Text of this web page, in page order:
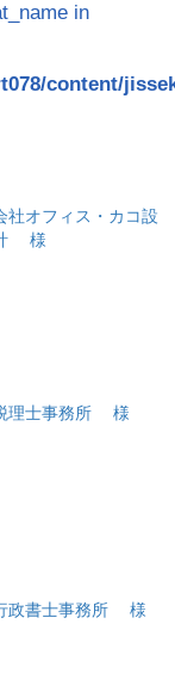
in
content/
社オフィス・カコ設
様
理士事務所 様
政書士事務所 様